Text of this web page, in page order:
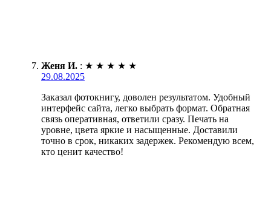
Женя И. : ★ ★ ★ ★ ★
29.08.2025
Заказал фотокнигу, доволен результатом. Удобный
интерфейс сайта, легко выбрать формат. Обратная
связь оперативная, ответили сразу. Печать на
уровне, цвета яркие и насыщенные. Доставили
точно в срок, никаких задержек. Рекомендую всем,
кто ценит качество!